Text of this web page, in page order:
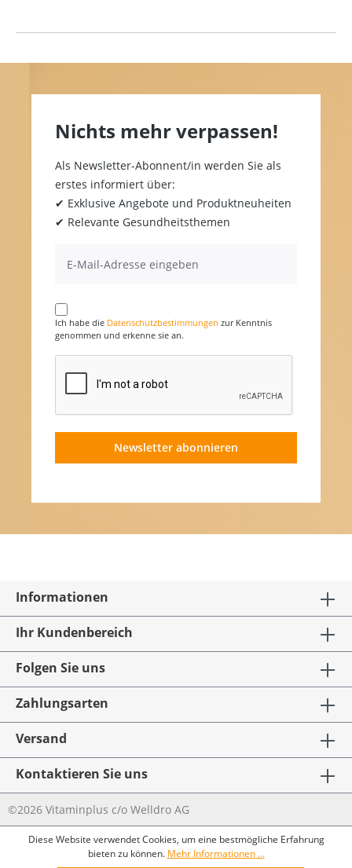
Nichts mehr verpassen!
Als Newsletter-Abonnent/in werden Sie als
erstes informiert über:
✔ Exklusive Angebote und Produktneuheiten
✔ Relevante Gesundheitsthemen
Ich habe die Datenschutzbestimmungen zur Kenntnis
genommen und erkenne sie an.
Newsletter abonnieren
Informationen
Ihr Kundenbereich
Folgen Sie uns
Zahlungsarten
Versand
Kontaktieren Sie uns
©2026 Vitaminplus c/o Welldro AG
Diese Website verwendet Cookies, um eine bestmögliche Erfahrung
bieten zu können. Mehr Informationen ...